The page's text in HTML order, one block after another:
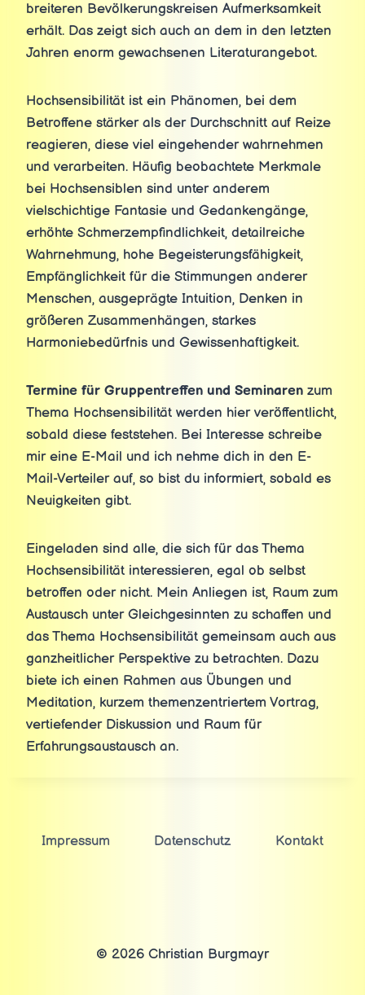
breiteren Bevölkerungskreisen Aufmerksamkeit
erhält. Das zeigt sich auch an dem in den letzten
Jahren enorm gewachsenen Literaturangebot.
Hochsensibilität ist ein Phänomen, bei dem
Betroffene stärker als der Durchschnitt auf Reize
reagieren, diese viel eingehender wahrnehmen
und verarbeiten. Häufig beobachtete Merkmale
bei Hochsensiblen sind unter anderem
vielschichtige Fantasie und Gedankengänge,
erhöhte Schmerzempfindlichkeit, detailreiche
Wahrnehmung, hohe Begeisterungsfähigkeit,
Empfänglichkeit für die Stimmungen anderer
Menschen, ausgeprägte Intuition, Denken in
größeren Zusammenhängen, starkes
Harmoniebedürfnis und Gewissenhaftigkeit.
Termine für Gruppentreffen und Seminaren zum
Thema Hochsensibilität werden hier veröffentlicht,
sobald diese feststehen. Bei Interesse schreibe
mir eine E-Mail und ich nehme dich in den E-
Mail-Verteiler auf, so bist du informiert, sobald es
Neuigkeiten gibt.
Eingeladen sind alle, die sich für das Thema
Hochsensibilität interessieren, egal ob selbst
betroffen oder nicht. Mein Anliegen ist, Raum zum
Austausch unter Gleichgesinnten zu schaffen und
das Thema Hochsensibilität gemeinsam auch aus
ganzheitlicher Perspektive zu betrachten. Dazu
biete ich einen Rahmen aus Übungen und
Meditation, kurzem themenzentriertem Vortrag,
vertiefender Diskussion und Raum für
Erfahrungsaustausch an.
Impressum Datenschutz Kontakt
© 2026 Christian Burgmayr